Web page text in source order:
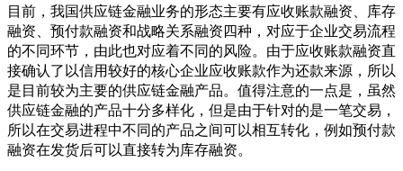
目前，我国供应链金融业务的形态主要有应收账款融资、库存
融资、预付款融资和战略关系融资四种，对应于企业交易流程
的不同环节，由此也对应着不同的风险。由于应收账款融资直
接确认了以信用较好的核心企业应收账款作为还款来源，所以
是目前较为主要的供应链金融产品。值得注意的一点是，虽然
供应链金融的产品十分多样化，但是由于针对的是一笔交易，
所以在交易进程中不同的产品之间可以相互转化，例如预付款
融资在发货后可以直接转为库存融资。